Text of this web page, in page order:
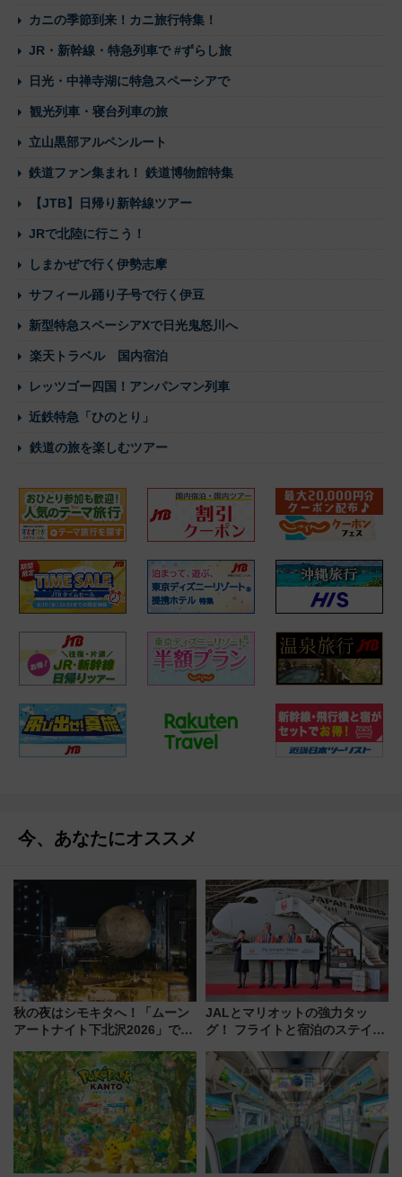
カニの季節到来！カニ旅行特集！
JR・新幹線・特急列車で #ずらし旅
日光・中禅寺湖に特急スペーシアで
観光列車・寝台列車の旅
立山黒部アルペンルート
鉄道ファン集まれ！ 鉄道博物館特集
【JTB】日帰り新幹線ツアー
JRで北陸に行こう！
しまかぜで行く伊勢志摩
サフィール踊り子号で行く伊豆
新型特急スペーシアXで日光鬼怒川へ
楽天トラベル 国内宿泊
レッツゴー四国！アンパンマン列車
近鉄特急「ひのとり」
鉄道の旅を楽しむツアー
今、あなたにオススメ
秋の夜はシモキタへ！「ムーン
アートナイト下北沢2026」でイ
を満喫しよう
JALとマリオットの強力タッ
グ！ フライトと宿泊のステイタ
上級会員資格を効率よく獲得す
る方法を解説